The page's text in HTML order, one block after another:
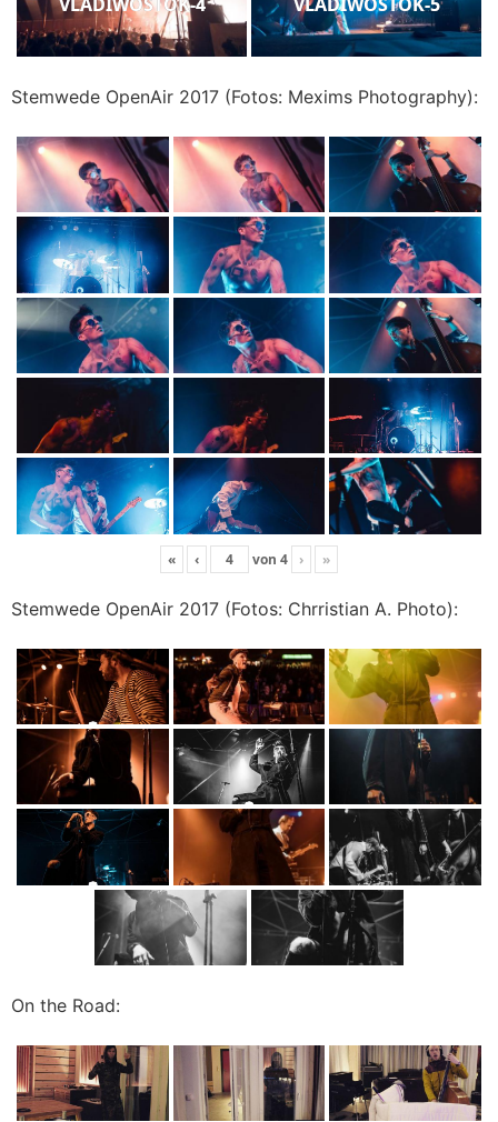
Stemwede OpenAir 2017 (Fotos: Mexims Photography):
« ‹ von 4 › »
Stemwede OpenAir 2017 (Fotos: Chrristian A. Photo):
On the Road: